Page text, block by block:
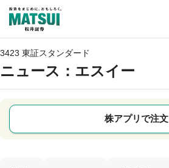
3423 東証スタンダード
ニュース ：エスイー
株アプリで注文